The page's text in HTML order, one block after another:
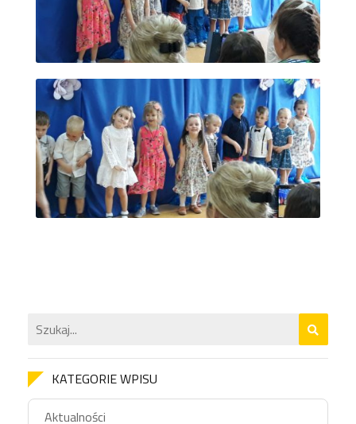
KATEGORIE WPISU
Aktualności